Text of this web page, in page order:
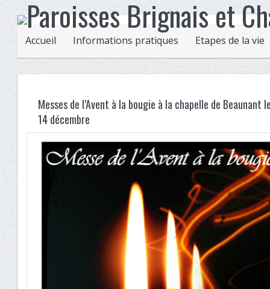
Accueil Informations pratiques Etapes de la vie
Messes de l’Avent à la bougie à la chapelle de Beaunant
14 décembre